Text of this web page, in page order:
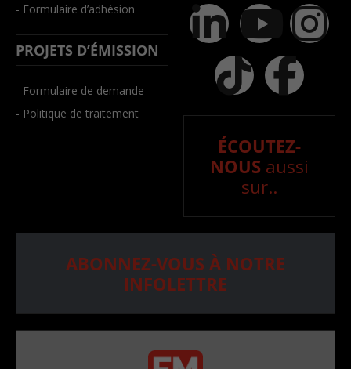
- Formulaire d’adhésion
PROJETS D’ÉMISSION
- Formulaire de demande
- Politique de traitement
ÉCOUTEZ-
NOUS aussi
sur..
ABONNEZ-VOUS À NOTRE
INFOLETTRE